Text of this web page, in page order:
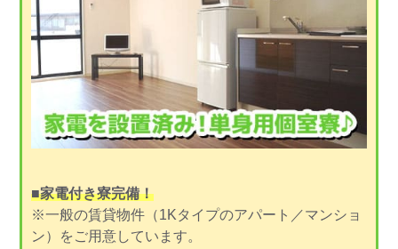
■家電付き寮完備！
※一般の賃貸物件（1Kタイプのアパート／マンショ
ン）をご用意しています。